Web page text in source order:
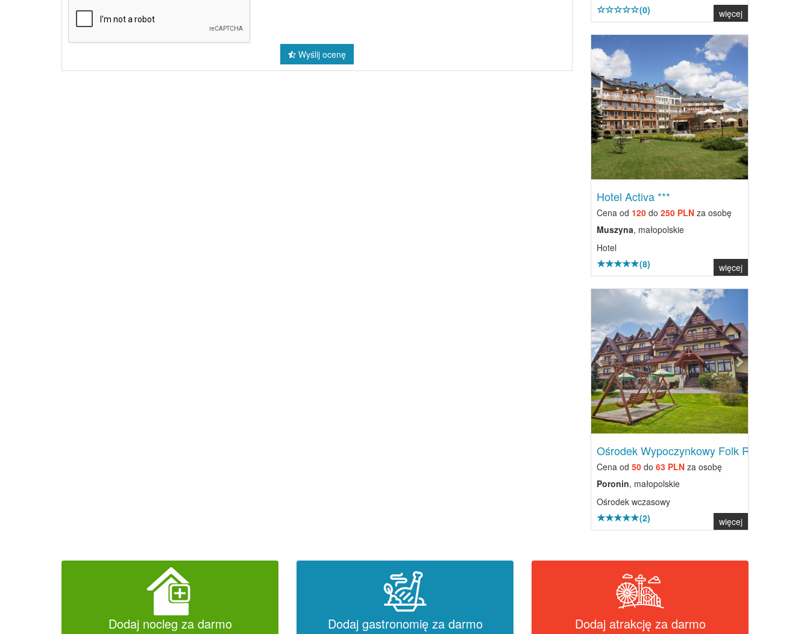
Wyślij ocenę
(0)
więcej
Previous Next
Hotel Activa ***
Cena od 120do 250 PLNza osobę
Muszyna, małopolskie
Hotel
(8)
więcej
Previous
Ośrodek Wypoczynkowy Folk Res...
Cena od 50do 63 PLNza osobę
Poronin, małopolskie
Ośrodek wczasowy
(2)
więcej
Dodaj nocleg za darmo Dodaj gastronomię za darmo Dodaj atrakcję za darmo